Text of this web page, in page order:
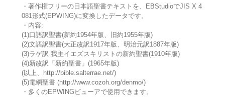
・著作権フリーの日本語聖書テキストを、EBStudioでJIS X 4
081形式(EPWING)に変換したデータです。
・内容:
(1)口語訳聖書(新約1954年版、旧約1955年版)
(2)文語訳聖書(大正改訳1917年版、明治元訳1887年版)
(3)ラゲ訳 我主イエズスキリストの新約聖書(1910年版)
(4)新改訳「新約聖書」(1965年版)
(以上、http://bible.salterrae.net/)
(5)電網聖書 (http://www.cozoh.org/denmo/)
・多くのEPWINGビューアで使用できます。